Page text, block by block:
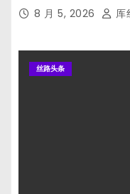
8 月 5, 2026 厍
丝路头条